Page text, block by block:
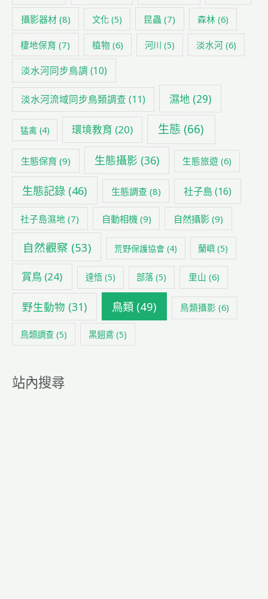
攝影器材(8) 文化 (5) 昆蟲 (7) 森林 (6)
棲地保育 (7) 植物 (6) 河川 (5) 淡水河 (6)
淡水河同步鳥調 (10)
淡水河流域同步鳥類調查 (11) 濕地(29)
猛禽 (4) 環境教育 (20) 生態 (66)
生態保育(9) 生態攝影 (36) 生態旅遊 (6)
生態記錄 (46) 生態調查(8) 社子島(16)
社子島濕地 (7) 自動相機(9) 自然攝影 (9)
自然觀察 (53) 荒野保護協會(4) 蘭嶼 (5)
賞鳥 (24) 達悟(5) 部落 (5) 里山 (6)
野生動物 (31) 鳥類 (49) 鳥類攝影 (6)
鳥類調查(5) 黑翅鳶(5)
站內搜尋